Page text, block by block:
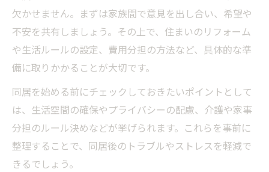
生活環境を考慮した同居タイミングの選び
方
親の意向を尊重したタイミング決定の実践
する
タイミング選びが重要な親との同居生活
親との同居生活でタイミングが与える影響
とは
欠かせません。まずは家族間で意見を出し合い、希望や
不安を共有しましょう。その上で、住まいのリフォーム
や生活ルールの設定、費用分担の方法など、具体的な準
備に取りかかることが大切です。
同居を始める前にチェックしておきたいポイントとして
は、生活空間の確保やプライバシーの配慮、介護や家事
分担のルール決めなどが挙げられます。これらを事前に
整理することで、同居後のトラブルやストレスを軽減で
きるでしょう。